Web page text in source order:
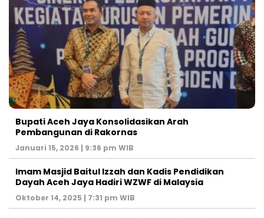
Bupati Aceh Jaya Konsolidasikan Arah
Pembangunan di Rakornas
Januari 15, 2026 | 9:36 pm WIB
Imam Masjid Baitul Izzah dan Kadis Pendidikan
Dayah Aceh Jaya Hadiri WZWF di Malaysia
Oktober 14, 2025 | 7:31 pm WIB